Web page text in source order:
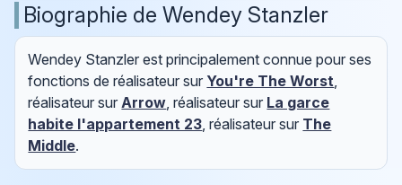
Biographie de Wendey Stanzler
Wendey Stanzler est principalement connue pour ses
fonctions de réalisateur sur You're The Worst,
réalisateur surArrow, réalisateur sur La garce
habite l'appartement 23, réalisateur sur The
Middle.